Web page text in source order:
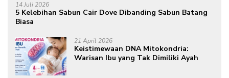
14 Juli 2026
5 Kelebihan Sabun Cair Dove Dibanding Sabun Batang
Biasa
21 April 2026
Keistimewaan DNA Mitokondria:
Warisan Ibu yang Tak Dimiliki Ayah